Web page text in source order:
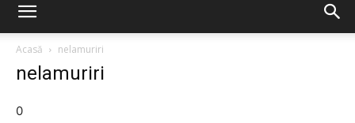
Acasă
nelamuriri
nelamuriri
0